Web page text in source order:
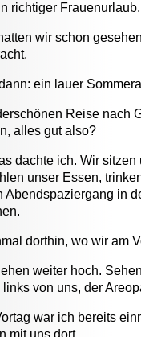
richtiger Frauenurlaub.
wir schon
ein lauer
Reise nach
alles gut also?
dachte ich. Wir
unser Essen,
Abendspaziergang in
dorthin, wo wir am
weiter hoch.
links von uns, der
war ich bereits
mit uns dort.